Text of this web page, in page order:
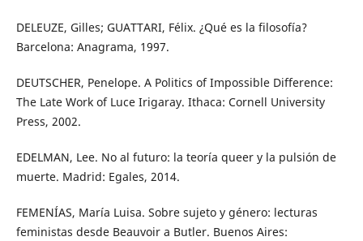
DELEUZE, Gilles; GUATTARI, Félix. ¿Qué es la filosofía?
Barcelona: Anagrama, 1997.
DEUTSCHER, Penelope. A Politics of Impossible Difference:
The Late Work of Luce Irigaray. Ithaca: Cornell University
Press, 2002.
EDELMAN, Lee. No al futuro: la teoría queer y la pulsión de
muerte. Madrid: Egales, 2014.
FEMENÍAS, María Luisa. Sobre sujeto y género: lecturas
feministas desde Beauvoir a Butler. Buenos Aires: